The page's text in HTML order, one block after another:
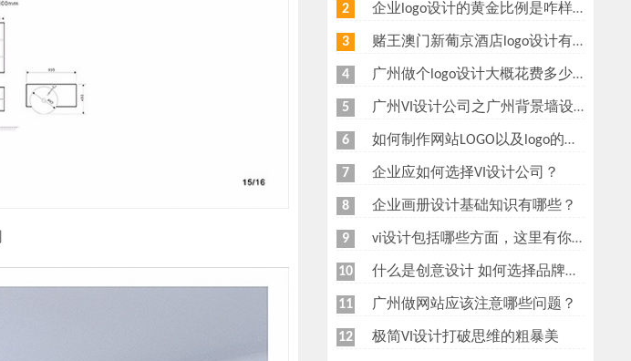
2 企业logo设计的黄金比例是咋样？
3 赌王澳门新葡京酒店logo设计有什么意义？为什么新葡京酒店logo要做金色主调？
4 广州做个logo设计大概花费多少钱
5 广州VI设计公司之广州背景墙设计多少钱？广州形象墙制作公司怎么收费？
6 如何制作网站LOGO以及logo的重要性
7 企业应如何选择VI设计公司？
8 企业画册设计基础知识有哪些？
9 vi设计包括哪些方面，这里有你想知道的
10 什么是创意设计 如何选择品牌创意设计公司
11 广州做网站应该注意哪些问题？
12 极简VI设计打破思维的粗暴美